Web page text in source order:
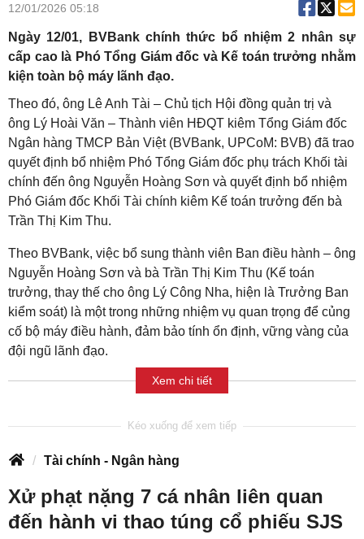
12/01/2026 05:18
Ngày 12/01, BVBank chính thức bổ nhiệm 2 nhân sự
cấp cao là Phó Tổng Giám đốc và Kế toán trưởng nhằm
kiện toàn bộ máy lãnh đạo.
Theo đó, ông Lê Anh Tài – Chủ tịch Hội đồng quản trị và
ông Lý Hoài Văn – Thành viên HĐQT kiêm Tổng Giám đốc
Ngân hàng TMCP Bản Việt (BVBank, UPCoM: BVB) đã trao
quyết định bổ nhiệm Phó Tổng Giám đốc phụ trách Khối tài
chính đến ông Nguyễn Hoàng Sơn và quyết định bổ nhiệm
Phó Giám đốc Khối Tài chính kiêm Kế toán trưởng đến bà
Trần Thị Kim Thu.
Theo BVBank, việc bổ sung thành viên Ban điều hành – ông
Nguyễn Hoàng Sơn và bà Trần Thị Kim Thu (Kế toán
trưởng, thay thế cho ông Lý Công Nha, hiện là Trưởng Ban
kiểm soát) là một trong những nhiệm vụ quan trọng để củng
cố bộ máy điều hành, đảm bảo tính ổn định, vững vàng của
đội ngũ lãnh đạo.
Xem chi tiết
Tài chính - Ngân hàng
Xử phạt nặng 7 cá nhân liên quan
đến hành vi thao túng cổ phiếu SJS